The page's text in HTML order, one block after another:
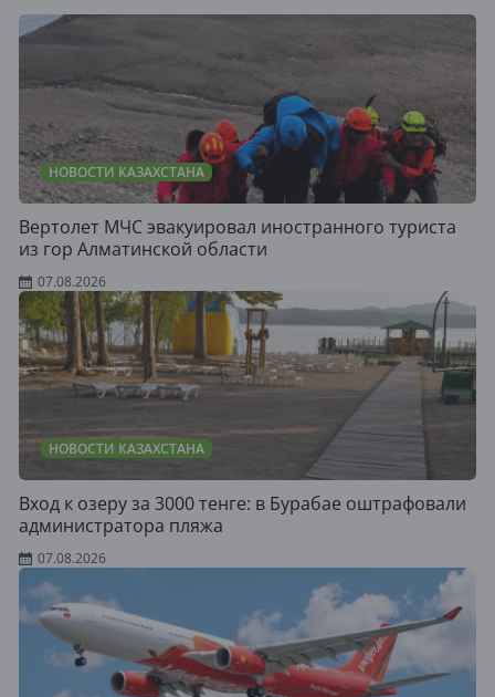
НОВОСТИ КАЗАХСТАНА
Вертолет МЧС эвакуировал иностранного туриста
из гор Алматинской области
07.08.2026
НОВОСТИ КАЗАХСТАНА
Вход к озеру за 3000 тенге: в Бурабае оштрафовали
администратора пляжа
07.08.2026